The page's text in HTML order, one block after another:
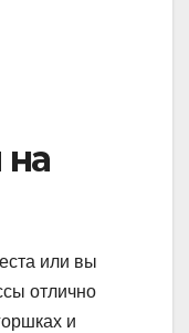
на
или вы
отлично
и